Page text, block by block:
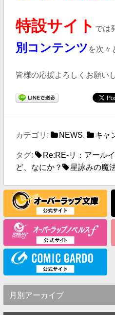
特設サイト では
別コンテンツ を次々
皆様の応援よろしくお願い
カテゴリ: NEWS, キャ
タグ: Re:RE-リ：アール
ど、なにか？
星詠みの魔